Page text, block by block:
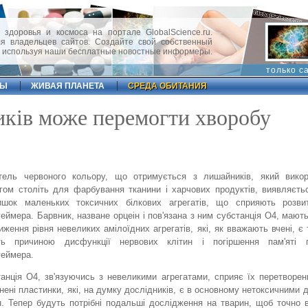
здоровья и космоса на портале GlobalScience.ru.
сайтов. Создайте свой собственный
используя наши бесплатные новостные информеры.
только
ЖИВАЯ ПЛАНЕТА СРЕДА ОБИТАНИЯ
може перемогти хворобу
червоного кольору, що отримується з лишайників, який
століть для фарбування тканини і харчових продуктів,
маленьких токсичних білкових агрегатів, що сприяють
Барвник, назване орцеін і пов'язана з ним субстанція O4,
рівня невеликих амілоїдних агрегатів, які, як вважають вчені, є
причиною дисфункції нервових клітин і погіршення пам'яті
O4, зв'язуючись з невеликими агрегатами, сприяє їх
пластинки, які, на думку дослідників, є в основному нетоксичними
Тепер будуть потрібні подальші дослідження на тварин, щоб точно